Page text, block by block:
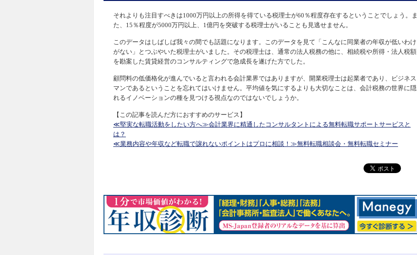
それよりも注目すべきは1000万円以上の所得を得ている税理士が60％程度存在するということでしょう。ま
た、15％程度が5000万円以上、1億円を突破する税理士がいることも見逃せません。
このデータはしばしば我々の間でも話題になります。このデータを見て「こんなに同業者の年収が低いわけ
がない」とつぶやいた税理士がいました。その税理士は、通常の法人税務の他に、相続税や所得・法人税額
を勘案した賃貸経営のコンサルティングで急成長を遂げた方でした。
顧問料の低価格化が進んでいると言われる会計業界ではありますが、開業税理士は起業者であり、ビジネス
マンであるということを忘れてはいけません。平均値を気にするよりも大切なことは、会計税務の世界に隠
れるイノベーションの種を見つける視点なのではないでしょうか。
【この記事を読んだ方におすすめのサービス】
≪堅実な転職活動をしたい方へ≫会計業界に精通したコンサルタントによる無料転職サポートサービスと
は？
≪業務内容や年収など転職で譲れないポイントはプロに相談！≫無料転職相談会・無料転職セミナー